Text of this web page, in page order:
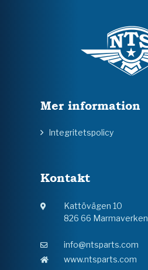
Mer information
Integritetspolicy
Kontakt
Kattövägen 10
826 66 Marmaverken
info@ntsparts.com
www.ntsparts.com